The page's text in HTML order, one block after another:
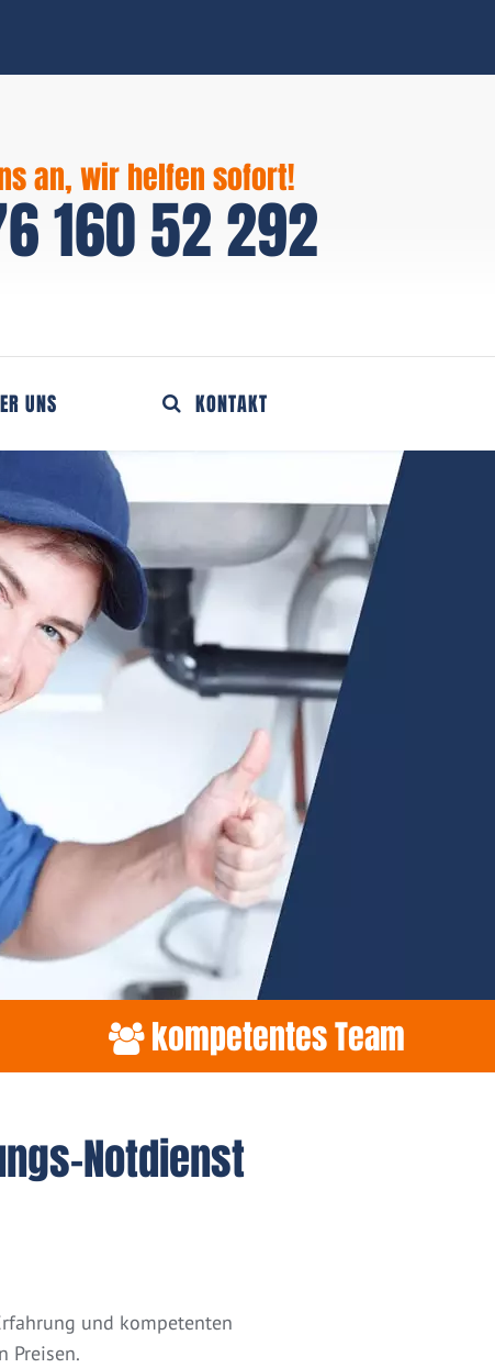
an, wir helfen sofort!
160 52 292
UNS KONTAKT
kompetentes Team
Notdienst
und kompetenten
Preisen.